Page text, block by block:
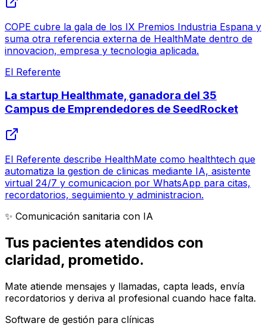
COPE cubre la gala de los IX Premios Industria Espana y
suma otra referencia externa de HealthMate dentro de
innovacion, empresa y tecnologia aplicada.
El Referente
La startup Healthmate, ganadora del 35
Campus de Emprendedores de SeedRocket
El Referente describe HealthMate como healthtech que
automatiza la gestion de clinicas mediante IA, asistente
virtual 24/7 y comunicacion por WhatsApp para citas,
recordatorios, seguimiento y administracion.
✨ Comunicación sanitaria con IA
Tus pacientes atendidos con
claridad, prometido.
Mate atiende mensajes y llamadas, capta leads, envía
recordatorios y deriva al profesional cuando hace falta.
Software de gestión para clínicas